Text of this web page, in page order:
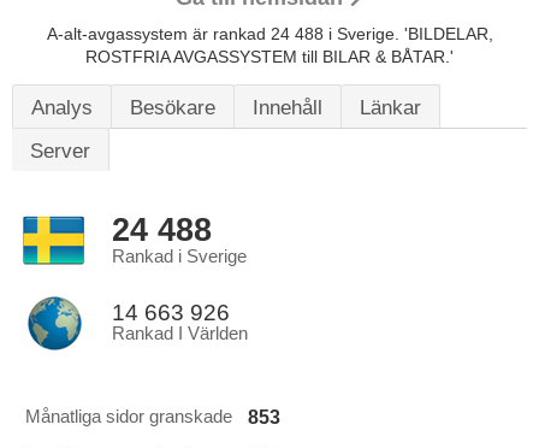
A-alt-avgassystem är rankad 24 488 i Sverige. 'BILDELAR,
ROSTFRIA AVGASSYSTEM till BILAR & BÅTAR.'
Analys Besökare Innehåll
Länkar
Server
24 488
Rankad i Sverige
14 663 926
Rankad I Världen
Månatliga sidor granskade 853